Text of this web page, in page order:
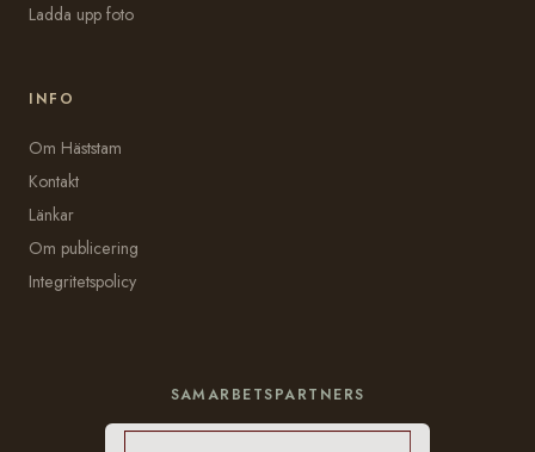
Ladda upp foto
INFO
Om Häststam
Kontakt
Länkar
Om publicering
Integritetspolicy
SAMARBETSPARTNERS